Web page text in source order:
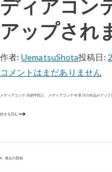
ディアコン
アップされ
作者:UematsuShota投稿日:
コメントはまだありません
メディアコンテ 尚絅学院と、メディアコンテ 中津川の作品がアッ
続きを読む
過去の投稿